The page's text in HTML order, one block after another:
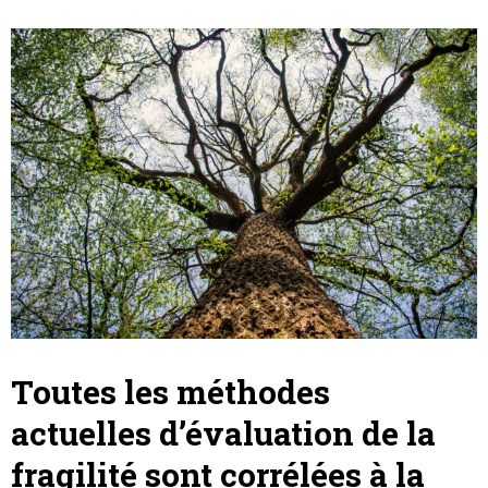
Toutes les méthodes
actuelles d’évaluation de la
fragilité sont corrélées à la